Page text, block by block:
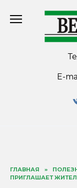
E-
ГЛАВНАЯ »
ПРИГЛАШАЕТ